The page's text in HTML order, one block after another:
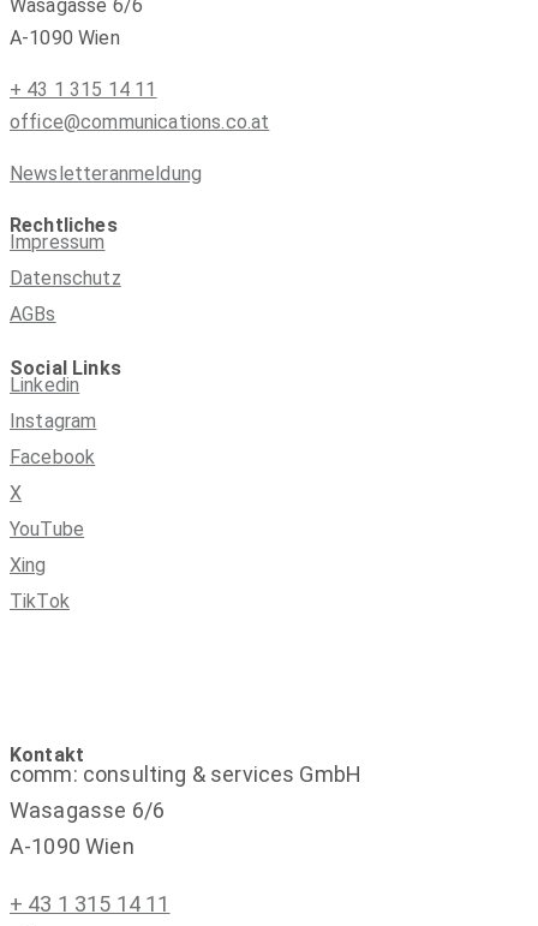
Wasagasse 6/6
A-1090 Wien
+ 43 1 315 14 11
office@communications.co.at
Newsletteranmeldung
Rechtliches
Impressum
Datenschutz
AGBs
Social Links
Linkedin
Instagram
Facebook
X
YouTube
Xing
TikTok
Kontakt
comm: consulting & services GmbH
Wasagasse 6/6
A-1090 Wien
+ 43 1 315 14 11